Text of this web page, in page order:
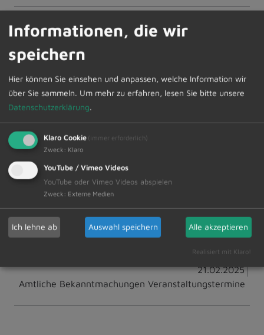
Die interessierte Bevölkerung ist hierzu herzlich
eingeladen. Anschließend findet eine nichtöffentliche
Sitzung statt.
werden wir nach der Sitzung online im Internetauftritt
der Gemeinde zur Verfügung stellen.
Zur Übersicht
21.02.2025
Amtliche Bekanntmachungen Veranstaltungstermine
Informationen, die wir
speichern
Hier können Sie einsehen und anpassen, welche Information wir
über Sie sammeln. Um mehr zu erfahren, lesen Sie bitte unsere
Datenschutzerklärung.
Klaro Cookie (immer erforderlich)
Zweck : Klaro
YouTube / Vimeo Videos
YouTube oder Vimeo Videos abspielen
Zweck : Externe Medien
Ich lehne ab Auswahl speichern Alle akzeptieren
Realisiert mit Klaro!